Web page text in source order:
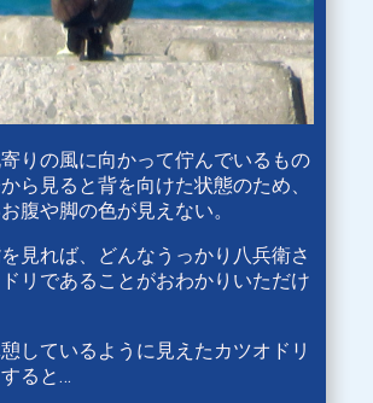
りの風に向かって佇んでいるもの
ら見ると背を向けた状態のため、
腹や脚の色が見えない。
見れば、どんなうっかり八兵衛さ
リであることがおわかりいただけ
しているように見えたカツオドリ
ると…